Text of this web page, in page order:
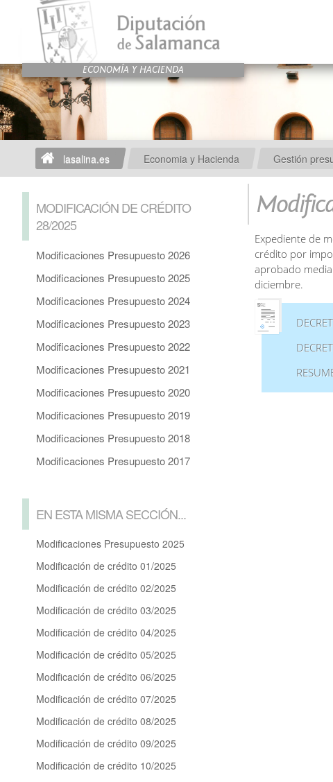
lasalina.es Economia y Hacienda Gestión
MODIFICACIÓN DE CRÉDITO
28/2025
Modificaciones Presupuesto 2026
Modificaciones Presupuesto 2025
Modificaciones Presupuesto 2024
Modificaciones Presupuesto 2023
Modificaciones Presupuesto 2022
Modificaciones Presupuesto 2021
Modificaciones Presupuesto 2020
Modificaciones Presupuesto 2019
Modificaciones Presupuesto 2018
Modificaciones Presupuesto 2017
EN ESTA MISMA SECCIÓN...
Modificaciones Presupuesto 2025
Modificación de crédito 01/2025
Modificación de crédito 02/2025
Modificación de crédito 03/2025
Modificación de crédito 04/2025
Modificación de crédito 05/2025
Modificación de crédito 06/2025
Modificación de crédito 07/2025
Modificación de crédito 08/2025
Modificación de crédito 09/2025
Modificación de crédito 10/2025
Expediente de
crédito por
aprobado
diciembre.